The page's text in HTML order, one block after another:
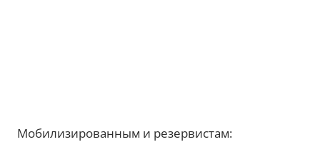
Мобилизированным и резервистам: